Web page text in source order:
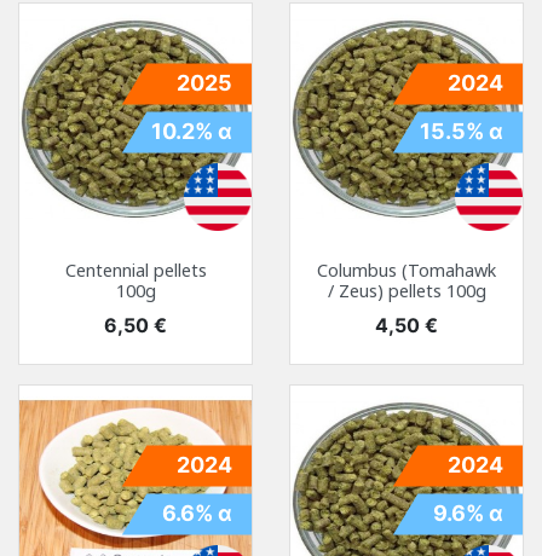
2025
10.2% α
Centennial pellets
100g
Prix
6,50 €
2024
15.5% α
Columbus (Tomahawk
/ Zeus) pellets 100g
Prix
4,50 €
2024
6.6% α
2024
9.6% α